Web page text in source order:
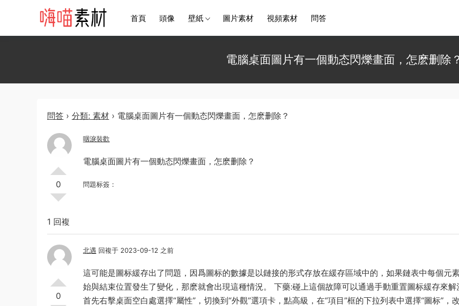
首頁 頭像 壁紙 圖片素材 視頻素材 問答
電腦桌面圖片有一個動态閃爍畫面，怎麽删除？
問答 › 分類: 素材 › 電腦桌面圖片有一個動态閃爍畫面，怎麽删除？
0
咽淚裝歡
電腦桌面圖片有一個動态閃爍畫面，怎麽删除？
問題标簽：
1 回複
0
北遇 回複于 2023-09-12 之前
這可能是圖标緩存出了問題，因爲圖标的數據是以鏈接的形式存放在緩存區域中的，如果鏈表中每個元
始與結束位置發生了變化，那麽就會出現這種情況。 下藥:碰上這個故障可以通過手動重置圖标緩存來解
首先右擊桌面空白處選擇“屬性”，切換到“外觀”選項卡，點高級，在“項目”框的下拉列表中選擇“圖标”，